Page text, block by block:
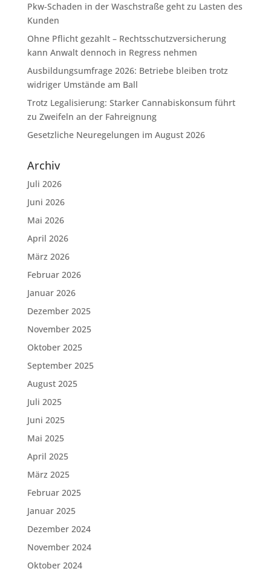
Pkw-Schaden in der Waschstraße geht zu Lasten des
Kunden
Ohne Pflicht gezahlt – Rechtsschutzversicherung
kann Anwalt dennoch in Regress nehmen
Ausbildungsumfrage 2026: Betriebe bleiben trotz
widriger Umstände am Ball
Trotz Legalisierung: Starker Cannabiskonsum führt
zu Zweifeln an der Fahreignung
Gesetzliche Neuregelungen im August 2026
Archiv
Juli 2026
Juni 2026
Mai 2026
April 2026
März 2026
Februar 2026
Januar 2026
Dezember 2025
November 2025
Oktober 2025
September 2025
August 2025
Juli 2025
Juni 2025
Mai 2025
April 2025
März 2025
Februar 2025
Januar 2025
Dezember 2024
November 2024
Oktober 2024